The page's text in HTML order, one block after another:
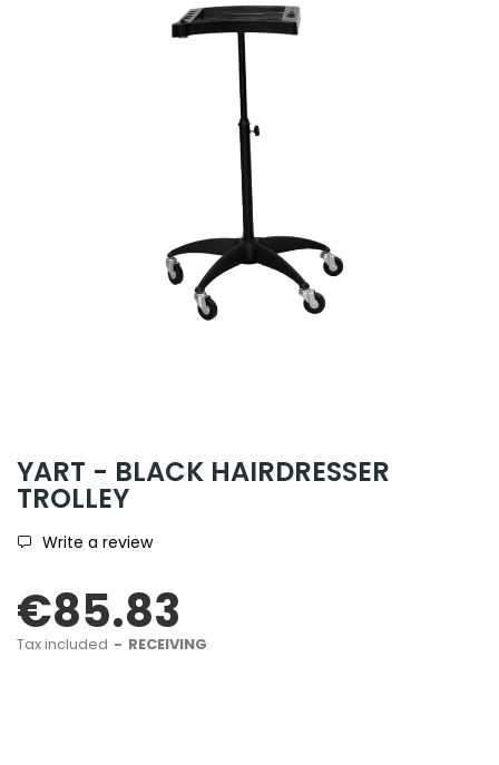
YART - BLACK HAIRDRESSER
TROLLEY
Write a review
€85.83
Tax included RECEIVING